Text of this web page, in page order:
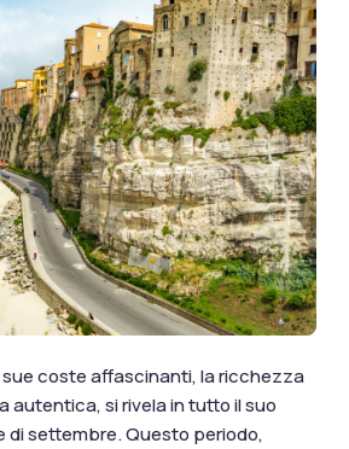
coste affascinanti, la ricchezza
autentica, si rivela in tutto il suo
di settembre. Questo periodo,